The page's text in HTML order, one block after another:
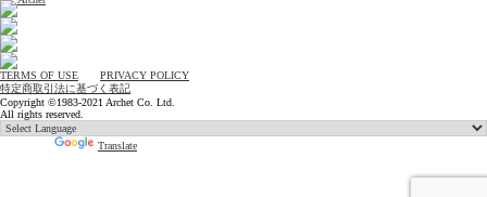
TERMS OF USE
PRIVACY POLICY
特定商取引法に基づく表記
Copyright ©1983-2021 Archet Co. Ltd.
All rights reserved.
Translate